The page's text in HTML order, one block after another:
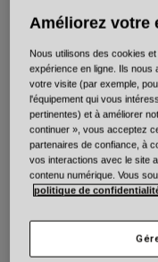
Taille
Améliorez votre
Nous utilisons des cookies
expérience en ligne. Ils nous
votre visite (par exemple,
l'équipement qui vous
pertinentes) et à améliorer
continuer », vous acceptez
partenaires de confiance, à
vos interactions avec le site
contenu numérique. Vous
politique de